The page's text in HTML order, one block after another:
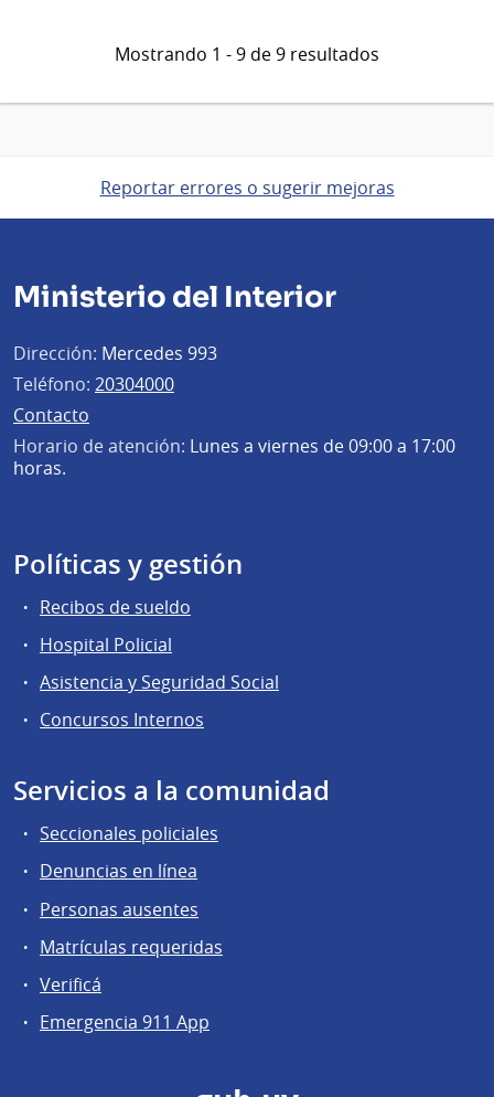
Mostrando 1 - 9 de 9 resultados
Reportar errores o sugerir mejoras
Ministerio del Interior
Dirección: Mercedes 993
Teléfono: 20304000
Contacto
Horario de atención: Lunes a viernes de 09:00 a 17:00
horas.
Políticas y gestión
Recibos de sueldo
Hospital Policial
Asistencia y Seguridad Social
Concursos Internos
Servicios a la comunidad
Seccionales policiales
Denuncias en línea
Personas ausentes
Matrículas requeridas
Verificá
Emergencia 911 App